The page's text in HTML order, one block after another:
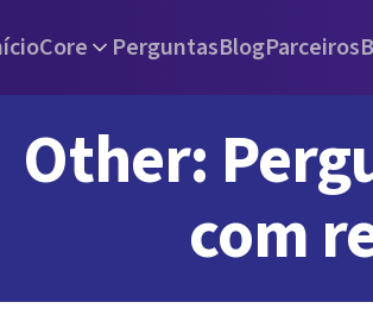
Core PerguntasBlogParceiros
Other:
com